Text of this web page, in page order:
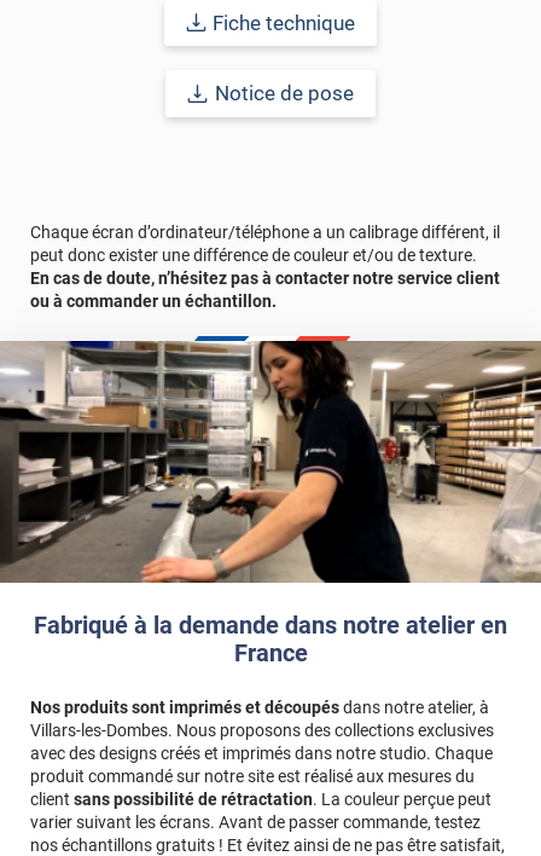
Fabriqué à la demande dans notre atelier en
France
Nos produits sont imprimés et découpésdans notre atelier, à
Villars-les-Dombes. Nous proposons des collections exclusives
avec des designs créés et imprimés dans notre studio. Chaque
produit commandé sur notre site est réalisé aux mesures du
client sans possibilité de rétractation. La couleur perçue peut
varier suivant les écrans. Avant de passer commande, testez
nos échantillons gratuits ! Et évitez ainsi de ne pas être satisfait,
écaillage, délamination et jaunissement)
véritable, nous vous conseillons de faire une demande
d'échantillon gratuite.
Fiche technique
Notice de pose
Chaque écran d’ordinateur/téléphone a un calibrage différent, il
peut donc exister une différence de couleur et/ou de texture.
En cas de doute, n’hésitez pas à contacter notre service client
ou à commander un échantillon.